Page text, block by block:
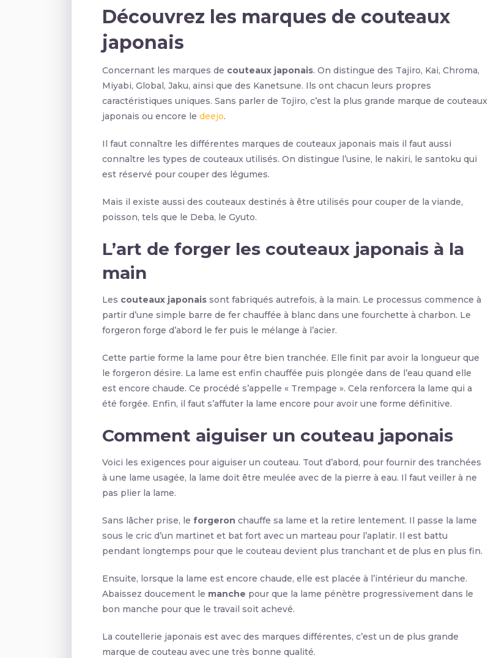
Découvrez les marques de couteaux
japonais
Concernant les marques de couteaux japonais. On distingue des Tajiro, Kai, Chroma,
Miyabi, Global, Jaku, ainsi que des Kanetsune. Ils ont chacun leurs propres
caractéristiques uniques. Sans parler de Tojiro, c’est la plus grande marque de couteaux
japonais ou encore le deejo.
Il faut connaître les différentes marques de couteaux japonais mais il faut aussi
connaître les types de couteaux utilisés. On distingue l’usine, le nakiri, le santoku qui
est réservé pour couper des légumes.
Mais il existe aussi des couteaux destinés à être utilisés pour couper de la viande,
poisson, tels que le Deba, le Gyuto.
L’art de forger les couteaux japonais à la
main
Les couteaux japonais sont fabriqués autrefois, à la main. Le processus commence à
partir d’une simple barre de fer chauffée à blanc dans une fourchette à charbon. Le
forgeron forge d’abord le fer puis le mélange à l’acier.
Cette partie forme la lame pour être bien tranchée. Elle finit par avoir la longueur que
le forgeron désire. La lame est enfin chauffée puis plongée dans de l’eau quand elle
est encore chaude. Ce procédé s’appelle « Trempage ». Cela renforcera la lame qui a
été forgée. Enfin, il faut s’affuter la lame encore pour avoir une forme définitive.
Comment aiguiser un couteau japonais
Voici les exigences pour aiguiser un couteau. Tout d’abord, pour fournir des tranchées
à une lame usagée, la lame doit être meulée avec de la pierre à eau. Il faut veiller à ne
pas plier la lame.
Sans lâcher prise, le forgeron chauffe sa lame et la retire lentement. Il passe la lame
sous le cric d’un martinet et bat fort avec un marteau pour l’aplatir. Il est battu
pendant longtemps pour que le couteau devient plus tranchant et de plus en plus fin.
Ensuite, lorsque la lame est encore chaude, elle est placée à l’intérieur du manche.
Abaissez doucement le manche pour que la lame pénètre progressivement dans le
bon manche pour que le travail soit achevé.
La coutellerie japonais est avec des marques différentes, c’est un de plus grande
marque de couteau avec une très bonne qualité.